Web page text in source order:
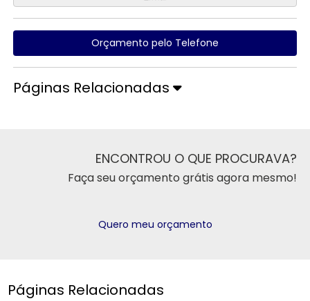
Orçamento pelo Telefone
Páginas Relacionadas
ENCONTROU O QUE PROCURAVA?
Faça seu orçamento grátis agora mesmo!
Quero meu orçamento
Páginas Relacionadas